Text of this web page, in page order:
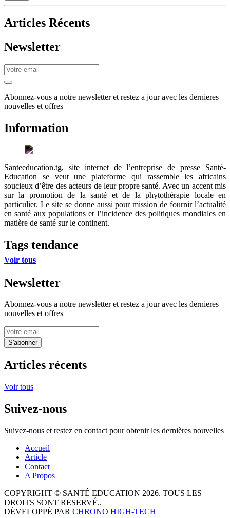
Articles Récents
Newsletter
Abonnez-vous a notre newsletter et restez a jour avec les dernieres
nouvelles et offres
Information
Santeeducation.tg, site internet de l’entreprise de presse Santé-
Education se veut une plateforme qui rassemble les africains
soucieux d’être des acteurs de leur propre santé. Avec un accent mis
sur la promotion de la santé et de la phytothérapie locale en
particulier. Le site se donne aussi pour mission de fournir l’actualité
en santé aux populations et l’incidence des politiques mondiales en
matière de santé sur le continent.
Tags tendance
Voir tous
Newsletter
Abonnez-vous a notre newsletter et restez a jour avec les dernieres
nouvelles et offres
S'abonner
Articles récents
Voir tous
Suivez-nous
Suivez-nous et restez en contact pour obtenir les dernières nouvelles
Accueil
Article
Contact
A Propos
COPYRIGHT © SANTÉ EDUCATION 2026. TOUS LES
DROITS SONT RESERVÉ..
DÉVELOPPÉ PAR CHRONO HIGH-TECH